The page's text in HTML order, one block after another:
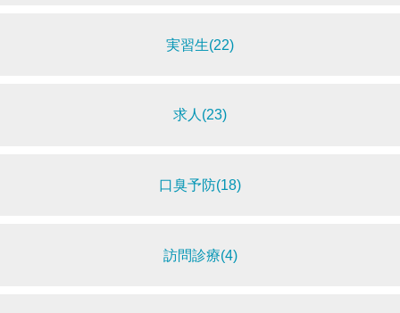
実習生(22)
求人(23)
口臭予防(18)
訪問診療(4)